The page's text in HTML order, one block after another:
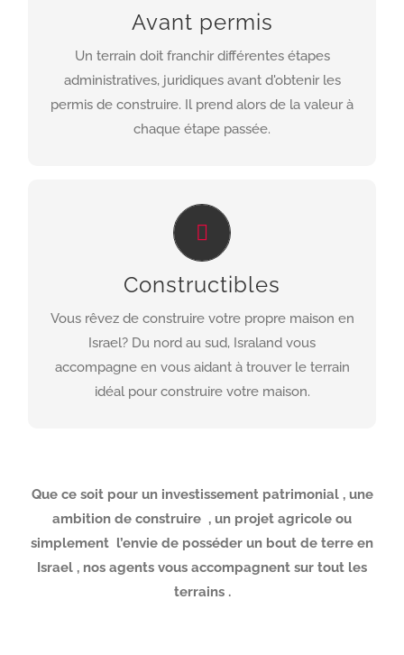
Avant permis
Un terrain doit franchir différentes étapes
administratives, juridiques avant d'obtenir les
permis de construire. Il prend alors de la valeur à
chaque étape passée.
contre des projets finis, vente du terrain avec
permis en main, construction autonome.
EXPLORER
Constructibles
Vous rêvez de construire votre propre maison en
Israel? Du nord au sud, Israland vous
accompagne en vous aidant à trouver le terrain
idéal pour construire votre maison.
Israland s’engage a vous trouver les meilleurs
offres, vous accompagne de l’acquisition jusqu’à la
construction et exploitera au mieux le potentiel
de votre terrain.
CREER
Que ce soit pour un investissement patrimonial , une
ambition de construire , un projet agricole ou
simplement l’envie de posséder un bout de terre en
Israel , nos agents vous accompagnent sur tout les
terrains .